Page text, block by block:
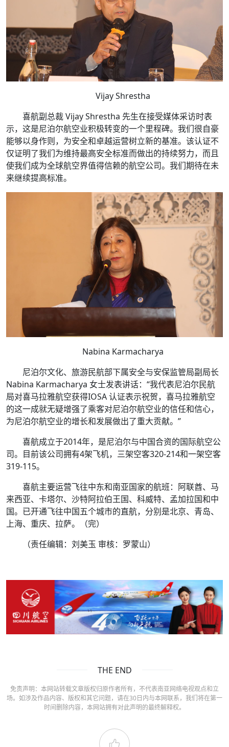
Vijay Shrestha
喜航副总裁 Vijay Shrestha 先生在接受媒体采访时表
示，这是尼泊尔航空业积极转变的一个里程碑。我们很自豪
能够以身作则，为安全和卓越运营树立新的基准。该认证不
仅证明了我们为维持最高安全标准而做出的持续努力，而且
使我们成为全球航空界值得信赖的航空公司。我们期待在未
来继续提高标准。
Nabina Karmacharya
尼泊尔文化、旅游民航部下属安全与安保监管局副局长
Nabina Karmacharya 女士发表讲话：“我代表尼泊尔民航
局对喜马拉雅航空获得IOSA 认证表示祝贺，喜马拉雅航空
的这一成就无疑增强了乘客对尼泊尔航空业的信任和信心，
为尼泊尔航空业的增长和发展做出了重大贡献。”
喜航成立于2014年，是尼泊尔与中国合资的国际航空公
司。目前该公司拥有4架飞机，三架空客320-214和一架空客
319-115。
喜航主要运营飞往中东和南亚国家的航班：阿联酋、马
来西亚、卡塔尔、沙特阿拉伯王国、科威特、孟加拉国和中
国。已开通飞往中国五个城市的直航，分别是北京、青岛、
上海、重庆、拉萨。（完）
（责任编辑：刘美玉 审核：罗蒙山）
THE END
免责声明：本网站转载文章版权归原作者所有，不代表南亚网络电视观点和立
场。如涉及作品内容、版权和其它问题，请在30日内与本网联系，我们将在第一
时间删除内容，本网站拥有对此声明的最终解释权。